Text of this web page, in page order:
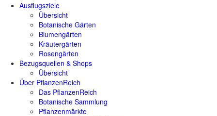
Ausflugsziele
Übersicht
Botanische Gärten
Blumengärten
Kräutergärten
Rosengärten
Bezugsquellen & Shops
Übersicht
Über PflanzenReich
Das PflanzenReich
Botanische Sammlung
Pflanzenmärkte